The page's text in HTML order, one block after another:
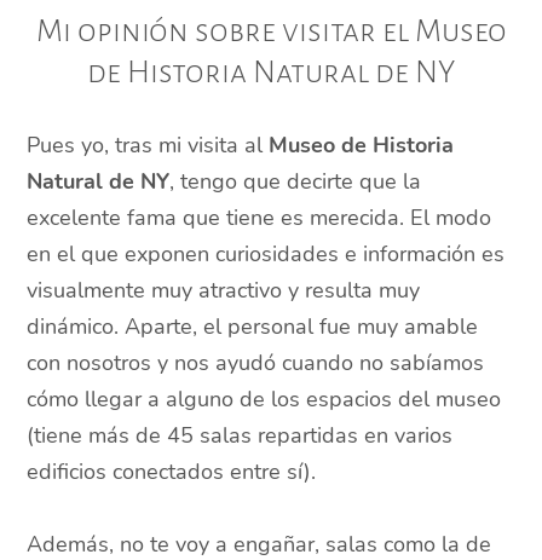
Mi opinión sobre visitar el Museo
de Historia Natural de NY
Pues yo, tras mi visita al Museo de Historia
Natural de NY, tengo que decirte que la
excelente fama que tiene es merecida. El modo
en el que exponen curiosidades e información es
visualmente muy atractivo y resulta muy
dinámico. Aparte, el personal fue muy amable
con nosotros y nos ayudó cuando no sabíamos
cómo llegar a alguno de los espacios del museo
(tiene más de 45 salas repartidas en varios
edificios conectados entre sí).
Además, no te voy a engañar, salas como la de